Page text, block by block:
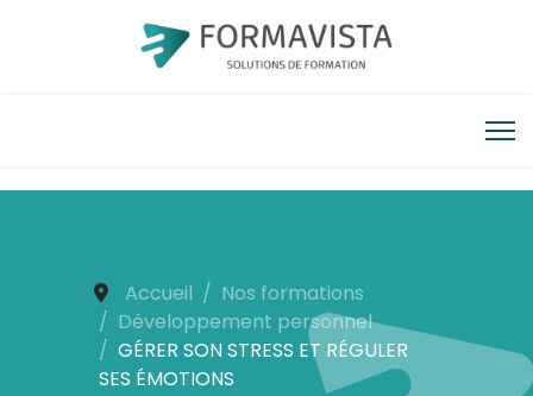
Accueil
Nos formations
Développement personnel
GÉRER SON STRESS ET RÉGULER
SES ÉMOTIONS